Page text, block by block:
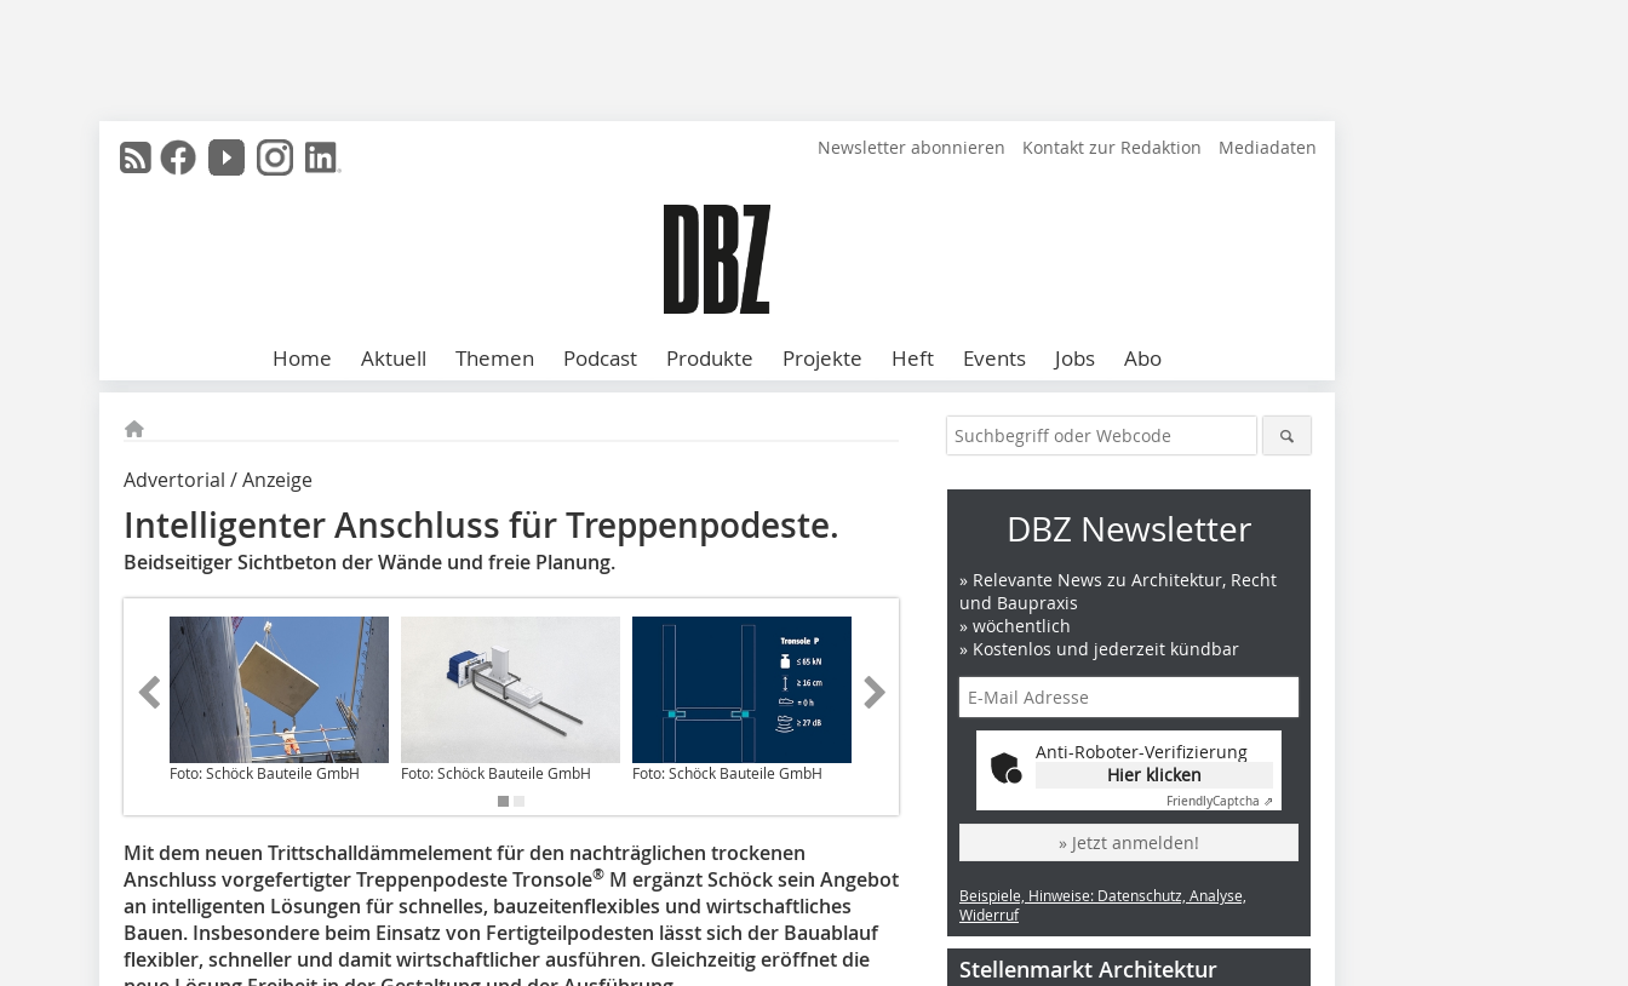
Newsletter abonnieren Kontakt zur Redaktion Mediadaten
Home Aktuell Themen Podcast Produkte Projekte Heft Events Jobs Abo
Advertorial / Anzeige
Intelligenter Anschluss für Treppenpodeste.
Beidseitiger Sichtbeton der Wände und freie Planung.
Foto: Schöck Bauteile GmbH Foto: Schöck Bauteile GmbH Foto: Schöck Bauteile GmbH Foto: Schöck Bauteile GmbH
Mit dem neuen Trittschalldämmelement für den nachträglichen trockenen
Anschluss vorgefertigter Treppenpodeste Tronsole® M ergänzt Schöck sein Angebot
an intelligenten Lösungen für schnelles, bauzeitenflexibles und wirtschaftliches
Bauen. Insbesondere beim Einsatz von Fertigteilpodesten lässt sich der Bauablauf
flexibler, schneller und damit wirtschaftlicher ausführen. Gleichzeitig eröffnet die
DBZ Newsletter
» Relevante News zu Architektur, Recht
und Baupraxis
» wöchentlich
» Kostenlos und jederzeit kündbar
Anti-Roboter-Verifizierung
Hier klicken
FriendlyCaptcha ⇗
» Jetzt anmelden!
Beispiele, Hinweise: Datenschutz, Analyse,
Widerruf
Stellenmarkt Architektur